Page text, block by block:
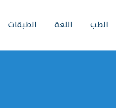
الطب اللغة الطبقات